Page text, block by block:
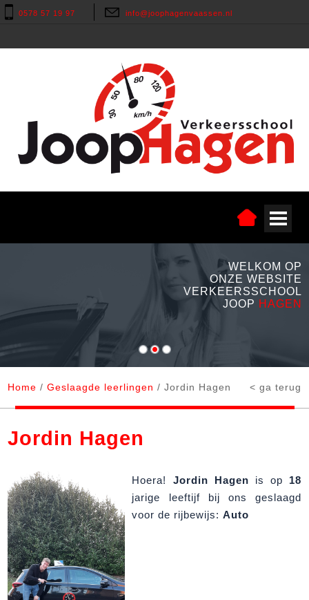
0578 57 19 97 info@joophagenvaassen.nl
WELKOM OP
ONZE WEBSITE
VERKEERSSCHOOL
JOOP HAGEN
Home /Geslaagde leerlingen / Jordin Hagen < ga terug
Jordin Hagen
Hoera! Jordin Hagen is op 18
jarige leeftijf bij ons geslaagd
voor de rijbewijs:Auto